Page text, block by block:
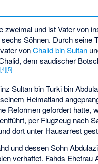
zweimal und ist Vater von
sechs Söhnen. Durch seine
vonChalid bin Sultan
, dem saudischer
[4][5]
Sultan bin Turki bin
Heimatland
Reformen gefordert hatte,
per Flugzeug nach
dort unter Hausarrest
und dessen Sohn
verhaftet. Fahds Ehefrau